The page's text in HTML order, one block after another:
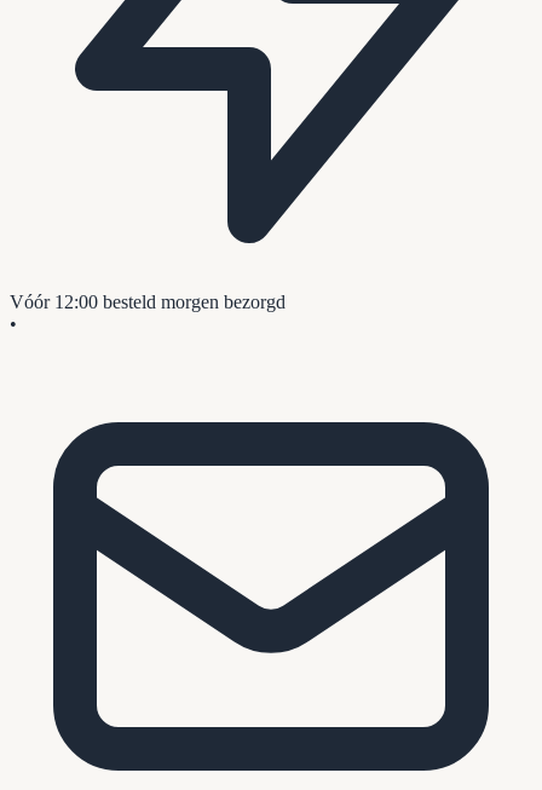
Vóór 12:00 besteld morgen bezorgd
•